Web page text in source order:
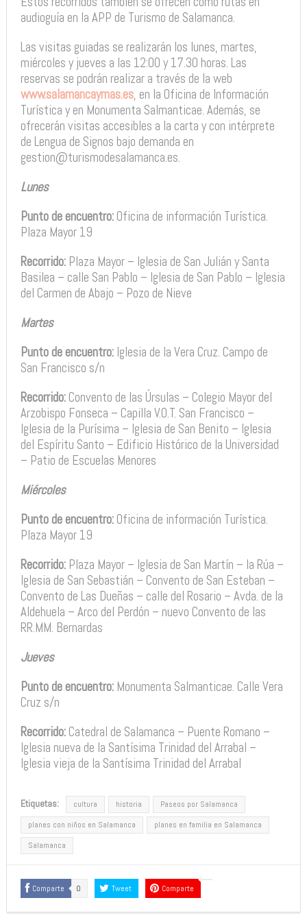
audioguía en la APP de Turismo de Salamanca.
Las visitas guiadas se realizarán los lunes, martes,
miércoles y jueves a las 12:00 y 17.30 horas. Las
reservas se podrán realizar a través de la web
www.salamancaymas.es, en la Oficina de Información
Turística y en Monumenta Salmanticae. Además, se
ofrecerán visitas accesibles a la carta y con intérprete
de Lengua de Signos bajo demanda en
gestion@turismodesalamanca.es.
Lunes
Punto de encuentro: Oficina de información Turística.
Plaza Mayor 19
Recorrido: Plaza Mayor – Iglesia de San Julián y Santa
Basilea – calle San Pablo – Iglesia de San Pablo – Iglesia
del Carmen de Abajo – Pozo de Nieve
Martes
Punto de encuentro: Iglesia de la Vera Cruz. Campo de
San Francisco s/n
Recorrido: Convento de las Úrsulas – Colegio Mayor del
Arzobispo Fonseca – Capilla V.O.T. San Francisco –
Iglesia de la Purísima – Iglesia de San Benito – Iglesia
del Espíritu Santo – Edificio Histórico de la Universidad
– Patio de Escuelas Menores
Miércoles
Punto de encuentro: Oficina de información Turística.
Plaza Mayor 19
Recorrido: Plaza Mayor – Iglesia de San Martín – la Rúa –
Iglesia de San Sebastián – Convento de San Esteban –
Convento de Las Dueñas – calle del Rosario – Avda. de la
Aldehuela – Arco del Perdón – nuevo Convento de las
RR.MM. Bernardas
Jueves
Punto de encuentro: Monumenta Salmanticae. Calle Vera
Cruz s/n
Recorrido: Catedral de Salamanca – Puente Romano –
Iglesia nueva de la Santísima Trinidad del Arrabal –
Iglesia vieja de la Santísima Trinidad del Arrabal
Etiquetas: cultura historia
Paseos por Salamanca
planes con niños en Salamanca
planes en familia en Salamanca
Salamanca
Comparte 0 Tweet Comparte